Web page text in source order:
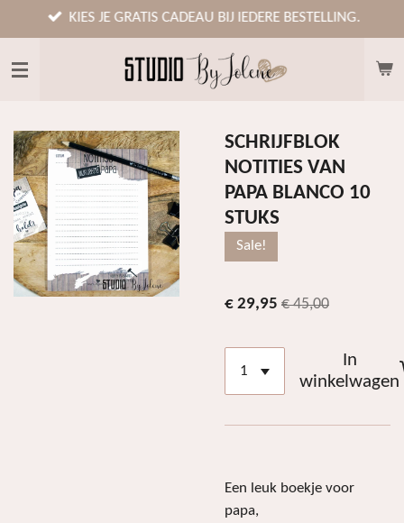
direct
naar
KIES JE GRATIS CADEAU BIJ IEDERE BESTELLING.
SCHRIJFBLOK
NOTITIES VAN
PAPA BLANCO 10
STUKS
Sale!
€ 29,95 € 45,00
In
winkelwagen
Een leuk boekje voor
papa,